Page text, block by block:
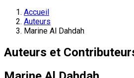
Accueil
Auteurs
Marine Al Dahdah
Auteurs et